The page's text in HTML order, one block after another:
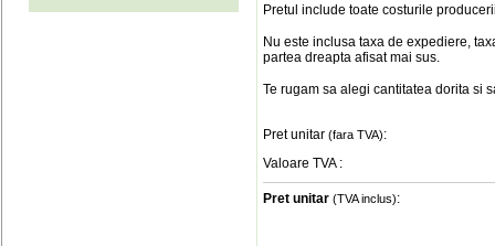
Pretul include toate costurile
Nu este inclusa taxa de expediere,
partea dreapta afisat mai sus.
Te rugam sa alegi cantitatea dorita si
Pret unitar (fara TVA):
Valoare TVA :
Pret unitar (TVA inclus):